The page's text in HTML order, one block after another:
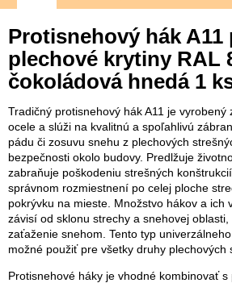
Protisnehový hák A11
plechové krytiny RAL
čokoládová hnedá 1
Tradičný protisnehový hák A11 je vyrobený
ocele a slúži na kvalitnú a spoľahlivú
pádu či zosuvu snehu z plechových
bezpečnosti okolo budovy. Predlžuje
zabraňuje poškodeniu strešných
správnom rozmiestnení po celej ploche
pokrývku na mieste. Množstvo hákov a ich
závisí od sklonu strechy a snehovej
zaťaženie snehom. Tento typ
možné použiť pre všetky druhy plechových
Protisnehové háky je vhodné kombinovať s